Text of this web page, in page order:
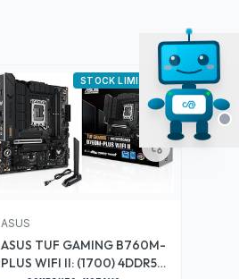
ASUS
ASUS TUF GAMING B760M-
PLUS WIFI II: (1700) 4DDR5
STOCK LIMITADO